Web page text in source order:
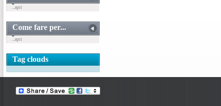
...apri
Come fare per...
...apri
Tag clouds